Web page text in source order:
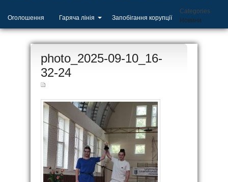
Оголошення Гаряча лінія Запобігання корупції
Categories
Новини
20
photo_2025-09-10_16-
32-24